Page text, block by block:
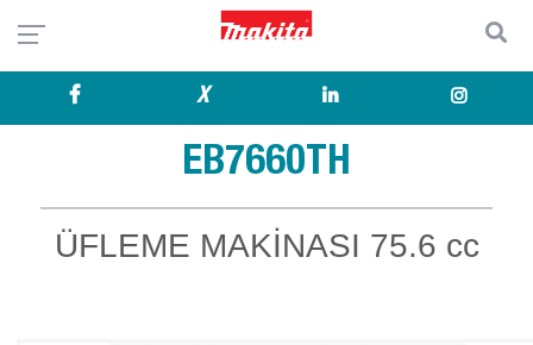
X
EB7660TH
ÜFLEME MAKİNASI 75.6 cc